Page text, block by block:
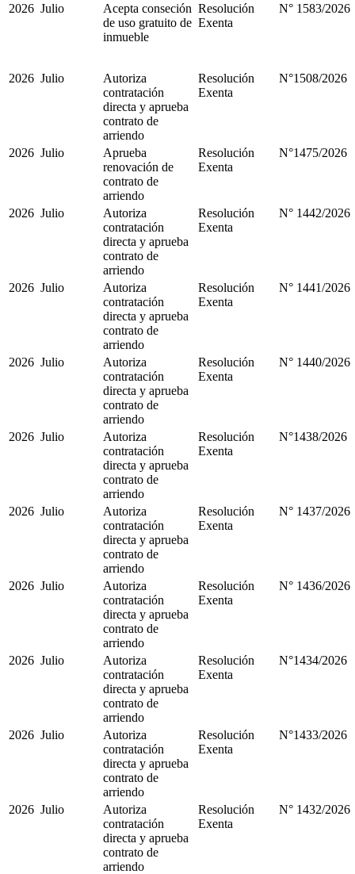
2026 Julio
Acepta conseción
de uso gratuito de
inmueble
Resolución
Exenta
N° 1583/2026
2026 Julio
Autoriza
contratación
directa y aprueba
contrato de
arriendo
Resolución
Exenta
N°1508/2026
2026 Julio
Aprueba
renovación de
contrato de
arriendo
Resolución
Exenta
N°1475/2026
2026 Julio
Autoriza
contratación
directa y aprueba
contrato de
arriendo
Resolución
Exenta
N° 1442/2026
2026 Julio
Autoriza
contratación
directa y aprueba
contrato de
arriendo
Resolución
Exenta
N° 1441/2026
2026 Julio
Autoriza
contratación
directa y aprueba
contrato de
arriendo
Resolución
Exenta
N° 1440/2026
2026 Julio
Autoriza
contratación
directa y aprueba
contrato de
arriendo
Resolución
Exenta
N°1438/2026
2026 Julio
Autoriza
contratación
directa y aprueba
contrato de
arriendo
Resolución
Exenta
N° 1437/2026
2026 Julio
Autoriza
contratación
directa y aprueba
contrato de
arriendo
Resolución
Exenta
N° 1436/2026
2026 Julio
Autoriza
contratación
directa y aprueba
contrato de
arriendo
Resolución
Exenta
N°1434/2026
2026 Julio
Autoriza
contratación
directa y aprueba
contrato de
arriendo
Resolución
Exenta
N°1433/2026
2026 Julio
Autoriza
contratación
directa y aprueba
contrato de
arriendo
Resolución
Exenta
N° 1432/2026